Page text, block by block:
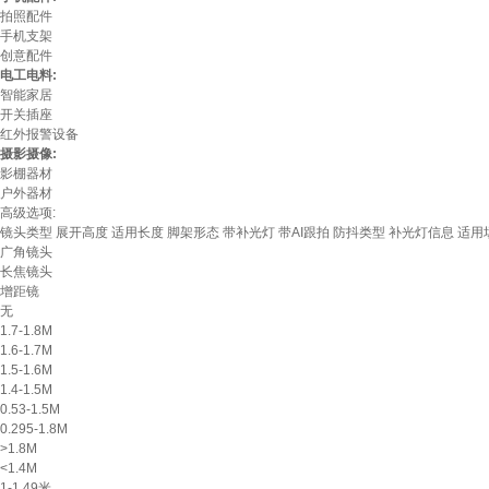
拍照配件
手机支架
创意配件
电工电料:
智能家居
开关插座
红外报警设备
摄影摄像:
影棚器材
户外器材
高级选项:
镜头类型 展开高度 适用长度 脚架形态 带补光灯 带AI跟拍 防抖类型 补光灯信息 适用
广角镜头
长焦镜头
增距镜
无
1.7-1.8M
1.6-1.7M
1.5-1.6M
1.4-1.5M
0.53-1.5M
0.295-1.8M
>1.8M
<1.4M